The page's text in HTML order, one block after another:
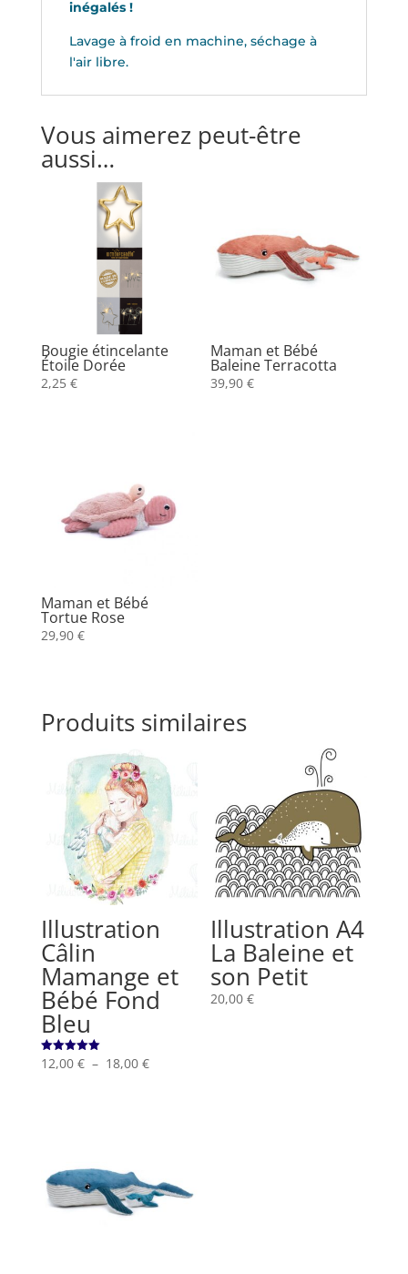
inégalés !
Lavage à froid en machine, séchage à
l'air libre.
Vous aimerez peut-être
aussi…
Bougie étincelante
Étoile Dorée
2,25 €
Maman et Bébé
Baleine Terracotta
39,90€
Maman et Bébé
Tortue Rose
29,90 €
Produits similaires
Illustration
Câlin
Mamange et
Bébé Fond
Bleu
Note
5.00
12,00 € – 18,00 €Plage
Illustration A4
La Baleine et
son Petit
20,00€